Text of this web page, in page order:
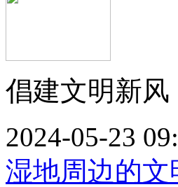
倡建文明新
2024-05-23
湿地周边的文